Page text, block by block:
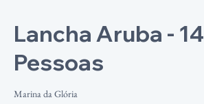
Lancha Aruba - 14
Pessoas
Marina da Glória